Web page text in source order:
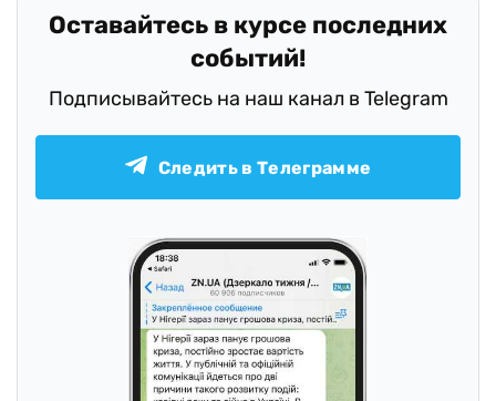
Оставайтесь в курсе последних
событий!
Подписывайтесь на наш канал в Telegram
Следить в Телеграмме